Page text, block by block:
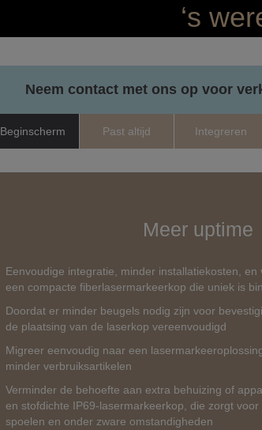
‘s
Neem contact met ons op voor
Beginscherm Past altijd Integreren
Meer uptime
Eenvoudige integratie, minder installatiekosten,
een compacte fiberlasermarkeerkop die uniek is
Doordat er minder beugels nodig zijn voor
de plaatsing van de laserkop vereenvoudigd
Migreer eenvoudig naar een
minder verbruiksartikelen
Verminder de behoefte aan extra behuizing of
en stofdichte IP69-lasermarkeerkop, die zorgt
spoelen en onder zware omstandigheden